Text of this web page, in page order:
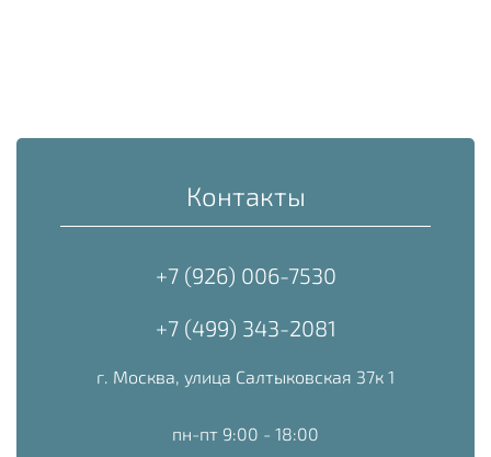
Контакты
+7 (926) 006-7530
+7 (499) 343-2081
г. Москва, улица Салтыковская 37к 1
пн-пт 9:00 - 18:00